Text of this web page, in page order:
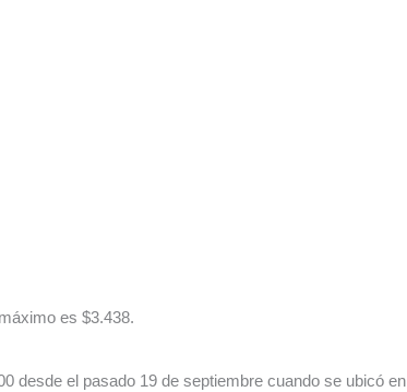
es $3.438.
desde el pasado 19 de septiembre cuando se ubicó en